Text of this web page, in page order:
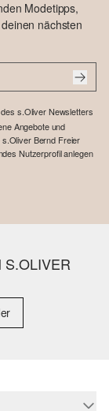
Modetipps,
nächsten
s.Oliver Newsletters
Angebote und
Bernd Freier
Nutzerprofil anlegen
S.OLIVER